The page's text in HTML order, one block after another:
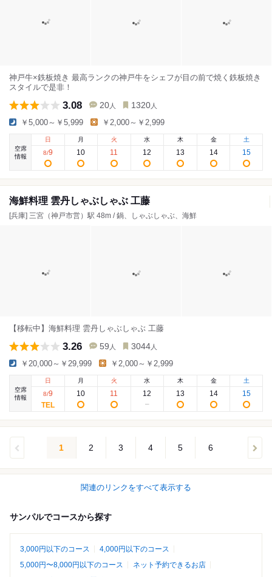
神戸牛×鉄板焼き 最高ランクの神戸牛をシェフが目の前で焼く鉄板焼き
スタイルで是非！
3.08 20 人 1320 人
￥5,000～￥5,999 ￥2,000～￥2,999
空席
情報
日
8/9
月
10
火
11
水
12
木
13
金
14
土
15
海鮮料理 雲丹しゃぶしゃぶ 工藤
[兵庫] 三宮（神戸市営）駅 48m / 鍋、しゃぶしゃぶ、海鮮
【移転中】海鮮料理 雲丹しゃぶしゃぶ 工藤
3.26 59 人 3044 人
￥20,000～￥29,999 ￥2,000～￥2,999
空席
情報
日
8/9
月
10
火
11
水
12
木
13
金
14
土
15
1 2 3 4 5 6
関連のリンクをすべて表示する
サンパルでコースから探す
3,000円以下のコース
4,000円以下のコース
5,000円〜8,000円以下のコース
ネット予約できるお店